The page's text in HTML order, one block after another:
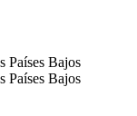
Países Bajos
Países Bajos